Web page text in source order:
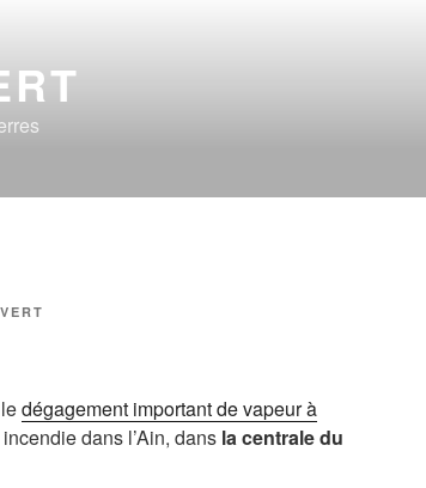
dégagement important de vapeur à
incendie dans l’Ain, dans la centrale du